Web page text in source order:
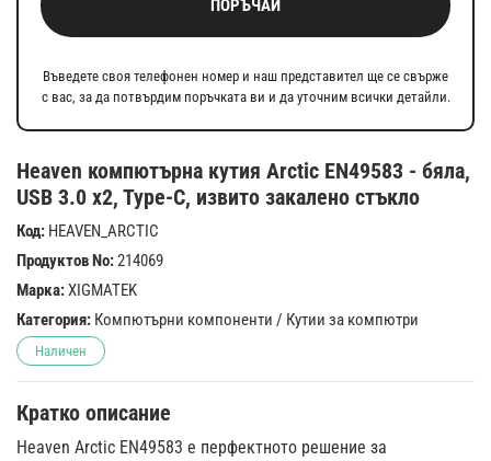
Heaven компютърна кутия Arctic EN49583 - бяла,
USB 3.0 x2, Type-C, извито закалено стъкло
Код: HEAVEN_ARCTIC
Продуктов No:214069
Марка:XIGMATEK
Категория: Компютърни компоненти / Кутии за компютри
Наличен
Кратко описание
Heaven Arctic EN49583 е перфектното решение за
ПОРЪЧАЙ
Въведете своя телефонен номер и наш представител ще се свърже
с вас, за да потвърдим поръчката ви и да уточним всички детайли.